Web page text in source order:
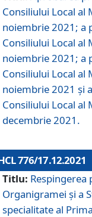
Consiliului Local al
noiembrie 2021; a
Consiliului Local al
noiembrie 2021; a
Consiliului Local al
noiembrie 2021 și
Consiliului Local al
decembrie 2021.
776/17.12.2021
Titlu:
Organigramei şi a
specialitate al